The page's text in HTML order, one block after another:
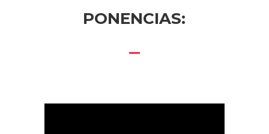
PONENCIAS: